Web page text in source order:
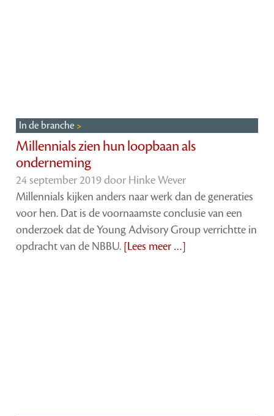
In de branche
Millennials zien hun loopbaan als
onderneming
24 september 2019 door Hinke Wever
Millennials kijken anders naar werk dan de generaties
voor hen. Dat is de voornaamste conclusie van een
onderzoek dat de Young Advisory Group verrichtte in
opdracht van de NBBU. [Lees meer …]